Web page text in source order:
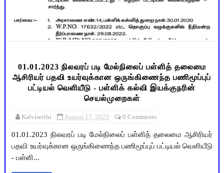
01.01.2023 நிலவரப் படி மேல்நிலைப் பள்ளித் தலைமை
ஆசிரியர் பதவி உயர்வுக்கான ஒருங்கிணைந்த பணிமூப்புப்
பட்டியல் வெளியீடு - பள்ளிக் கல்வி இயக்குநரின்
செயல்முறைகள்
Kalviseithi August 17, 2023 0 Comments
01.01.2023 நிலவரப் படி மேல்நிலைப் பள்ளித் தலைமை ஆசிரியர்
பதவி உயர்வுக்கான ஒருங்கிணைந்த பணிமூப்புப் பட்டியல் வெளியீடு
- பள்ளி...